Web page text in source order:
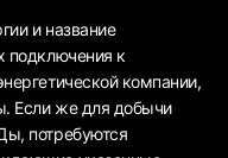
и название
подключения к
компании,
Если же для добычи
потребуются